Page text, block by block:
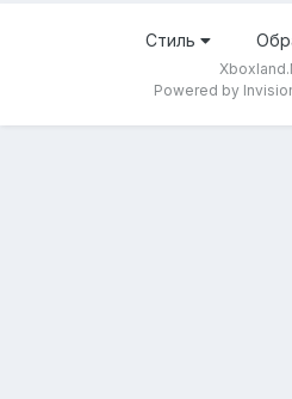
Стиль
Powered by